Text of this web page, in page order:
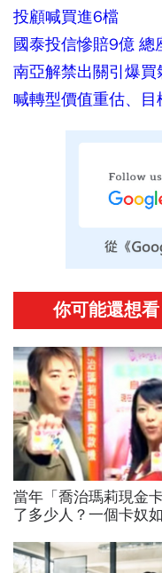
投顧喊買進6檔
國泰投信慘賠9億 總
南亞解禁出關引爆
喊轉型價值重估、目